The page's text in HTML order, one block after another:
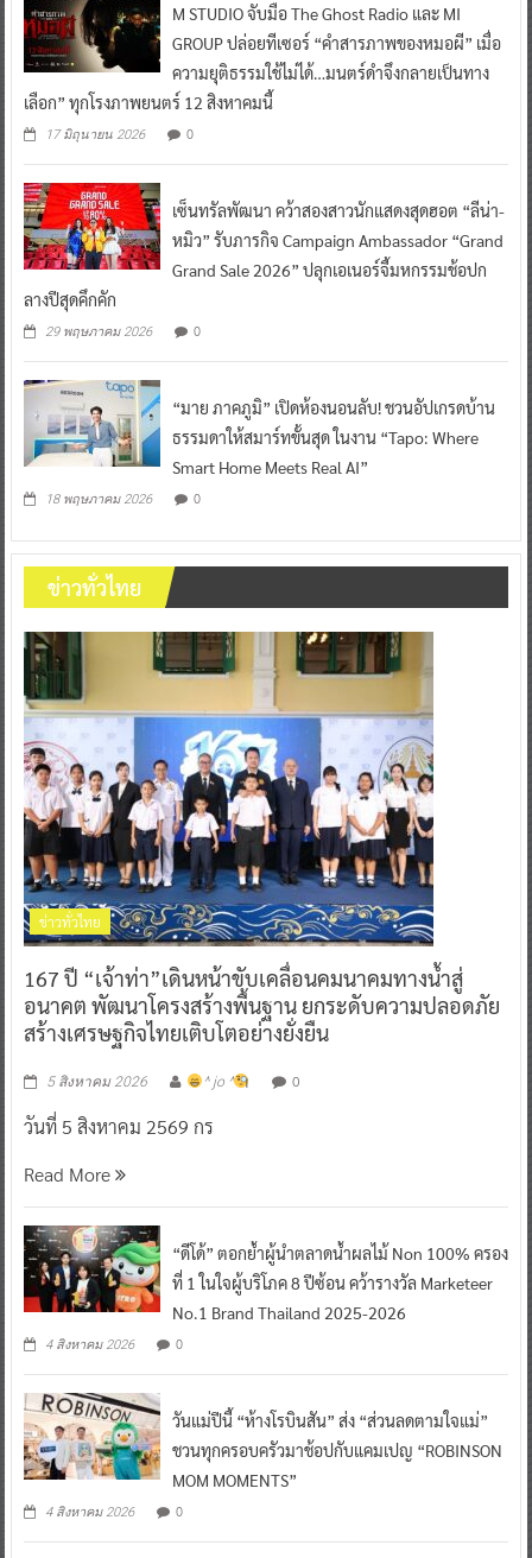
M STUDIO จับมือ The Ghost Radio และ MI
GROUP ปล่อยทีเซอร์ “คำสารภาพของหมอผี” เมื่อ
ความยุติธรรมใช้ไม่ได้…มนตร์ดำจึงกลายเป็นทาง
เลือก” ทุกโรงภาพยนตร์ 12 สิงหาคมนี้
17 มิถุนายน 2026 0
เซ็นทรัลพัฒนา คว้าสองสาวนักแสดงสุดฮอต “ลีน่า-
หมิว” รับภารกิจ Campaign Ambassador “Grand
Grand Sale 2026” ปลุกเอเนอร์จี้มหกรรมช้อปก
ลางปีสุดคึกคัก
29 พฤษภาคม 2026 0
“มาย ภาคภูมิ” เปิดห้องนอนลับ! ชวนอัปเกรดบ้าน
ธรรมดาให้สมาร์ทขั้นสุด ในงาน “Tapo: Where
Smart Home Meets Real AI”
18 พฤษภาคม 2026 0
ข่าวทั่วไทย
ข่าวทั่วไทย
167 ปี “เจ้าท่า”เดินหน้าขับเคลื่อนคมนาคมทางน้ำสู่
อนาคต พัฒนาโครงสร้างพื้นฐาน ยกระดับความปลอดภัย
สร้างเศรษฐกิจไทยเติบโตอย่างยั่งยืน
5 สิงหาคม 2026 ^ jo ^ 0
วันที่ 5 สิงหาคม 2569 กร
Read More
“ดีโด้” ตอกย้ำผู้นำตลาดน้ำผลไม้ Non 100% ครอง
ที่ 1 ในใจผู้บริโภค 8 ปีซ้อน คว้ารางวัล Marketeer
No.1 Brand Thailand 2025-2026
4 สิงหาคม 2026 0
วันแม่ปีนี้ “ห้างโรบินสัน” ส่ง “ส่วนลดตามใจแม่”
ชวนทุกครอบครัวมาช้อปกับแคมเปญ “ROBINSON
MOM MOMENTS”
4 สิงหาคม 2026 0